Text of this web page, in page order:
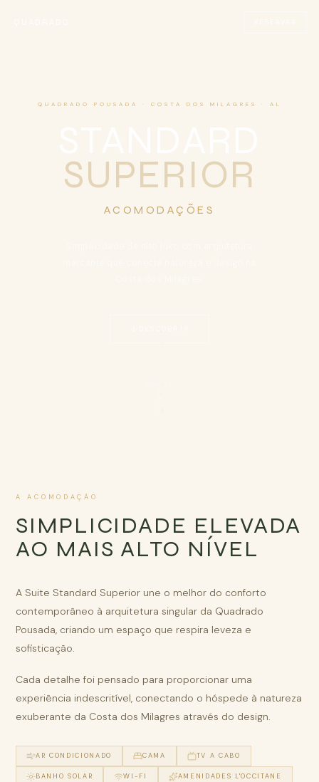
QUADRADO POUSADA · COSTA DOS MILAGRES · AL
SUPERIOR
ACOMODAÇÕES
A ACOMODAÇÃO
SIMPLICIDADE ELEVADA
AO MAIS ALTO NÍVEL
A Suite Standard Superior une o melhor do conforto
contemporâneo à arquitetura singular da Quadrado
Pousada, criando um espaço que respira leveza e
sofisticação.
Cada detalhe foi pensado para proporcionar uma
experiência indescritível, conectando o hóspede à natureza
exuberante da Costa dos Milagres através do design.
AR CONDICIONADO CAMA TV A CABO
BANHO SOLAR WI-FI AMENIDADES L'OCCITANE